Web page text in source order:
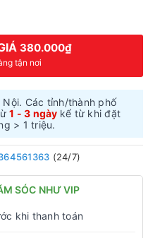
380.000₫
tận nơi
Nội. Các tỉnh/thành phố
1 - 3 ngày kể từ khi đặt
> 1 triệu.
(24/7)
SÓC NHƯ VIP
khi thanh toán